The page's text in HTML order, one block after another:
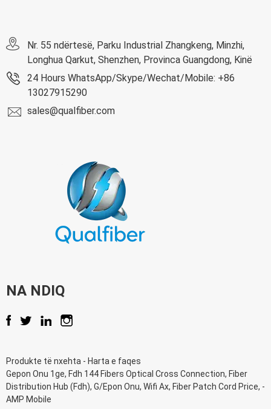
Nr. 55 ndërtesë, Parku Industrial Zhangkeng, Minzhi,
Longhua Qarkut, Shenzhen, Provinca Guangdong, Kinë
24 Hours WhatsApp/Skype/Wechat/Mobile: +86
13027915290
sales@qualfiber.com
NA NDIQ
Produkte të nxehta - Harta e faqes
Gepon Onu 1ge, Fdh 144 Fibers Optical Cross Connection, Fiber
Distribution Hub (Fdh), G/Epon Onu, Wifi Ax, Fiber Patch Cord Price, -
AMP Mobile